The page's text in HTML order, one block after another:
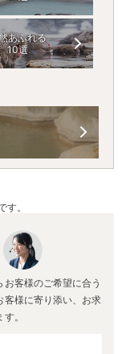
あふれる
10選
。
客様のご希望に合う
客様に寄り添い、お求
。